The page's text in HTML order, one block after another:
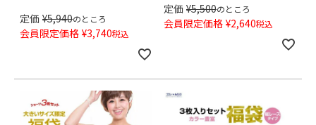
定価 ¥5,940のところ
会員限定価格 ¥3,740税込
定価 ¥5,500のところ
会員限定価格 ¥2,640税込